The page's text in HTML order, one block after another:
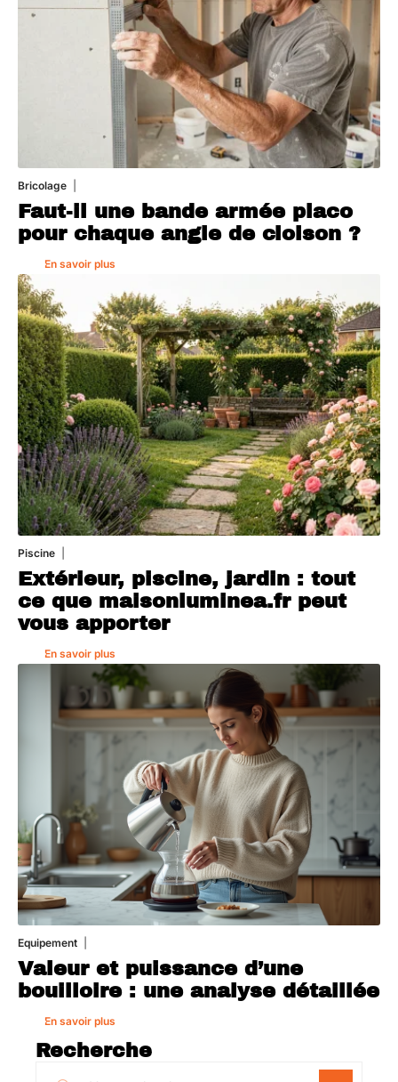
Bricolage
Faut-il une bande armée placo
pour chaque angle de cloison ?
En savoir plus
Piscine
Extérieur, piscine, jardin : tout
ce que maisonluminea.fr peut
vous apporter
En savoir plus
Equipement
Valeur et puissance d’une
bouilloire : une analyse détaillée
En savoir plus
Recherche